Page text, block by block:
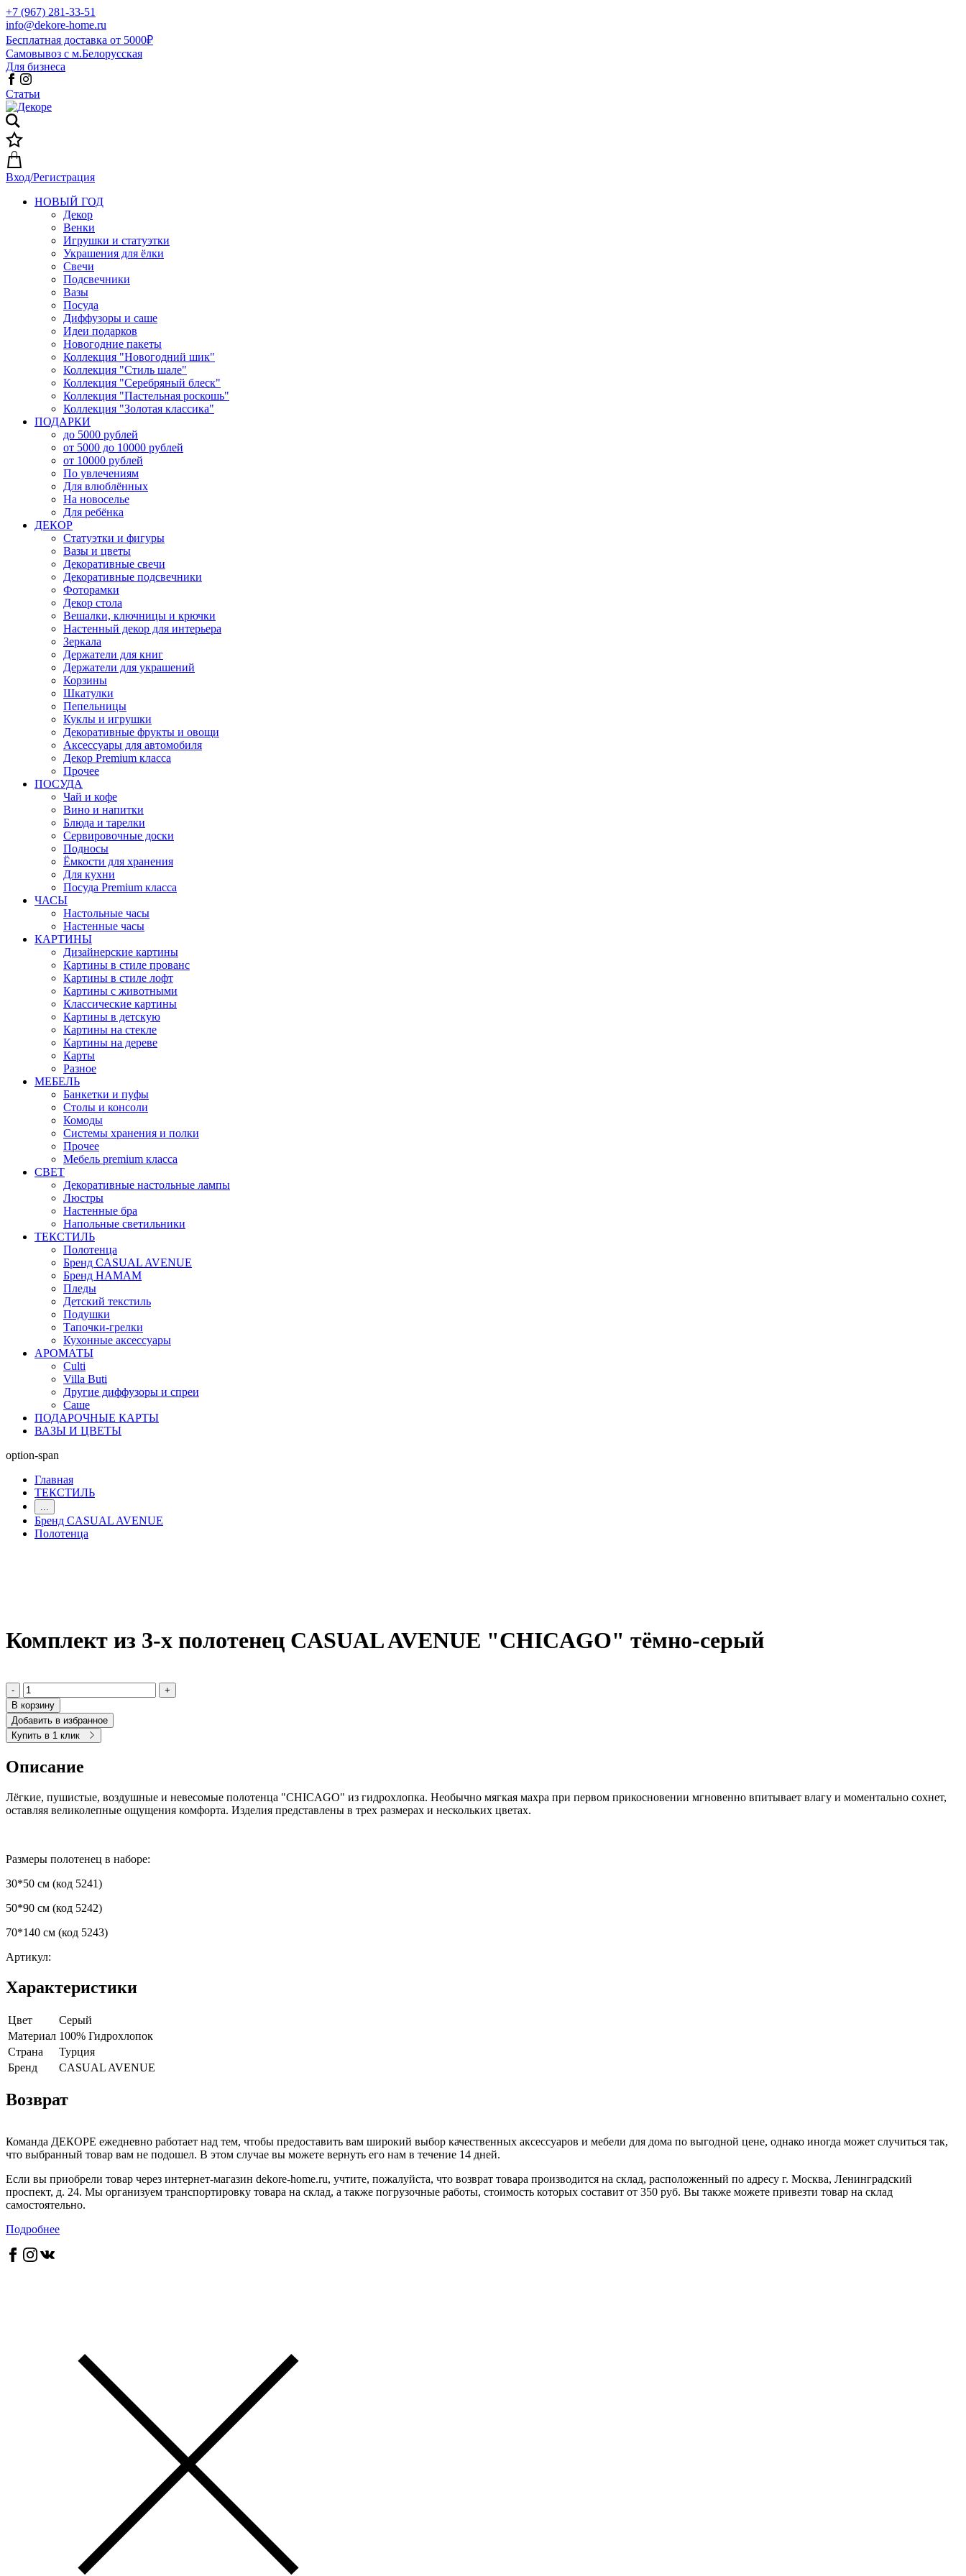
+7 (967) 281-33-51
info@dekore-home.ru
Бесплатная доставка от 5000₽
Самовывоз с м.Белорусская
Для бизнеса
Статьи
Вход/Регистрация
НОВЫЙ ГОД
Декор
Венки
Игрушки и статуэтки
Украшения для ёлки
Свечи
Подсвечники
Вазы
Посуда
Диффузоры и саше
Идеи подарков
Новогодние пакеты
Коллекция "Новогодний шик"
Коллекция "Стиль шале"
Коллекция "Серебряный блеск"
Коллекция "Пастельная роскошь"
Коллекция "Золотая классика"
ПОДАРКИ
до 5000 рублей
от 5000 до 10000 рублей
от 10000 рублей
По увлечениям
Для влюблённых
На новоселье
Для ребёнка
ДЕКОР
Статуэтки и фигуры
Вазы и цветы
Декоративные свечи
Декоративные подсвечники
Фоторамки
Декор стола
Вешалки, ключницы и крючки
Настенный декор для интерьера
Зеркала
Держатели для книг
Держатели для украшений
Корзины
Шкатулки
Пепельницы
Куклы и игрушки
Декоративные фрукты и овощи
Аксессуары для автомобиля
Декор Premium класса
Прочее
ПОСУДА
Чай и кофе
Вино и напитки
Блюда и тарелки
Сервировочные доски
Подносы
Ёмкости для хранения
Для кухни
Посуда Premium класса
ЧАСЫ
Настольные часы
Настенные часы
КАРТИНЫ
Дизайнерские картины
Картины в стиле прованс
Картины в стиле лофт
Картины с животными
Классические картины
Картины в детскую
Картины на стекле
Картины на дереве
Карты
Разное
МЕБЕЛЬ
Банкетки и пуфы
Столы и консоли
Комоды
Системы хранения и полки
Прочее
Мебель premium класса
СВЕТ
Декоративные настольные лампы
Люстры
Настенные бра
Напольные светильники
ТЕКСТИЛЬ
Полотенца
Бренд CASUAL AVENUE
Бренд HAMAM
Пледы
Детский текстиль
Подушки
Тапочки-грелки
Кухонные аксессуары
АРОМАТЫ
Culti
Villa Buti
Другие диффузоры и спреи
Саше
ПОДАРОЧНЫЕ КАРТЫ
ВАЗЫ И ЦВЕТЫ
option-span
Главная
ТЕКСТИЛЬ
...
Бренд CASUAL AVENUE
Полотенца
Комплект из 3-х полотенец CASUAL AVENUE "CHICAGO" тёмно-серый
-
+
В корзину
Добавить в избранное
Купить в 1 клик
Описание
Лёгкие, пушистые, воздушные и невесомые полотенца "CHICAGO" из гидрохлопка. Необычно мягкая махра при первом прикосновении мгновенно впитывает влагу и моментально сохнет,
оставляя великолепные ощущения комфорта. Изделия представлены в трех размерах и нескольких цветах.
Размеры полотенец в наборе:
30*50 см (код 5241)
50*90 см (код 5242)
70*140 см (код 5243)
Артикул:
Характеристики
Цвет
Серый
Материал 100% Гидрохлопок
Страна
Турция
Бренд
CASUAL AVENUE
Возврат
Команда ДЕКОРЕ ежедневно работает над тем, чтобы предоставить вам широкий выбор качественных аксессуаров и мебели для дома по выгодной цене, однако иногда может случиться так,
что выбранный товар вам не подошел. В этом случае вы можете вернуть его нам в течение 14 дней.
Если вы приобрели товар через интернет-магазин dekore-home.ru, учтите, пожалуйста, что возврат товара производится на склад, расположенный по адресу г. Москва, Ленинградский
проспект, д. 24. Мы организуем транспортировку товара на склад, а также погрузочные работы, стоимость которых составит от 350 руб. Вы также можете привезти товар на склад
самостоятельно.
Подробнее